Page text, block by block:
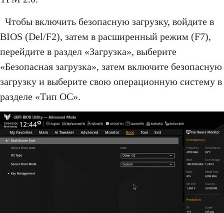
Чтобы включить безопасную загрузку, войдите в
BIOS (Del/F2), затем в расширенный режим (F7),
перейдите в раздел «Загрузка», выберите
«Безопасная загрузка», затем включите безопасную
загрузку и выберите свою операционную систему в
разделе «Тип ОС».